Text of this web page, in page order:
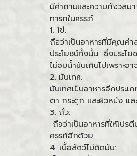
มีคำถามและความกังวลม
ทารกในครรภ์
1. ไข่:
ถือว่าเป็นอาหารที่มีคุณค่
ประโยชน์ทั้งนั้น ซึ่งประโ
ไม่อมน้ำมันเกินไปเพราะอ
2. มันเทศ:
มันเทศเป็นอาหารอีกประ
ตา กระดูก และผิวหนัง แ
3. ถั่ว:
ถือว่าเป็นอาหารที่ให้โป
ครรภ์อีกด้วย
4. เนื้อสัตว์ไม่ติดมัน: